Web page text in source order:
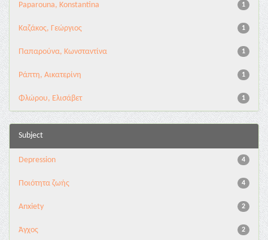
1
Paparouna, Konstantina
1
Καζάκος, Γεώργιος
1
Παπαρούνα, Κωνσταντίνα
1
Ράπτη, Αικατερίνη
1
Φλώρου, Ελισάβετ
Subject
4
Depression
4
Ποιότητα ζωής
2
Anxiety
2
Άγχος